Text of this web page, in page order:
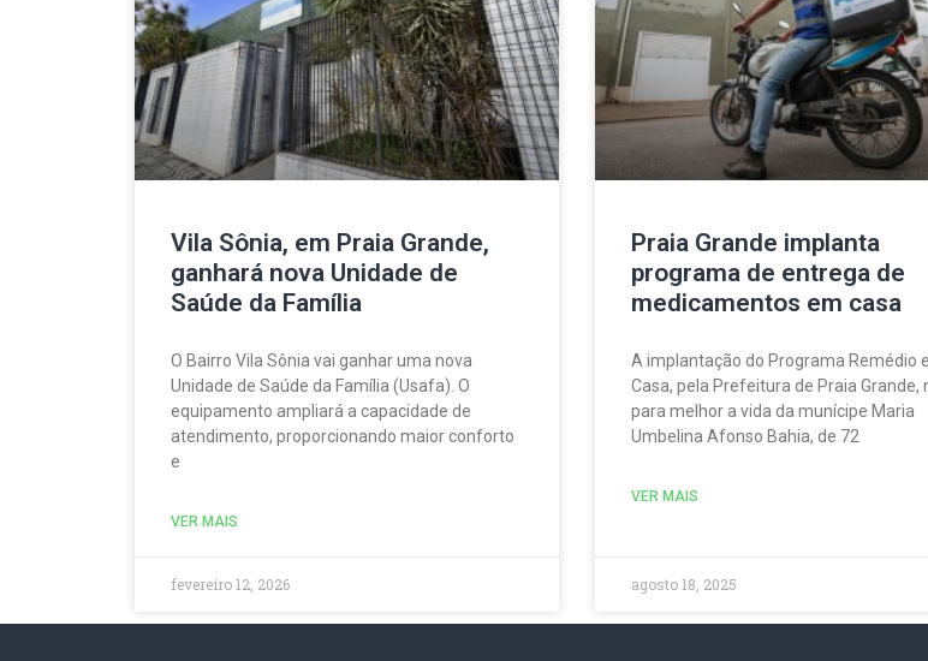
Vila Sônia, em Praia Grande,
ganhará nova Unidade de
Saúde da Família
O Bairro Vila Sônia vai ganhar uma nova
Unidade de Saúde da Família (Usafa). O
equipamento ampliará a capacidade de
atendimento, proporcionando maior conforto
e
VER MAIS
fevereiro 12, 2026
Praia Grande implanta
programa de entrega de
medicamentos em casa
A implantação do Programa Remédio
Casa, pela Prefeitura de Praia Grande,
para melhor a vida da munícipe Maria
Umbelina Afonso Bahia, de 72
VER MAIS
agosto 18, 2025